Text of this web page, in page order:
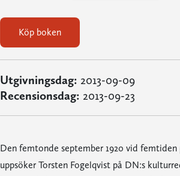
Köp boken
Utgivningsdag: 2013-09-09
Recensionsdag: 2013-09-23
Den femtonde september 1920 vid
uppsöker Torsten Fogelqvist på DN:s